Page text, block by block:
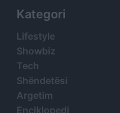
Kategori
Lifestyle
Showbiz
Tech
Shëndetësi
Argetim
Enciklopedi